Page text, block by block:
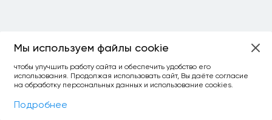
Фильтры
Мы используем файлы cookie
чтобы улучшить работу сайта и обеспечить удобство его
использования. Продолжая использовать сайт, Вы даёте согласие
на обработку персональных данных и использование cookies.
Подробнее